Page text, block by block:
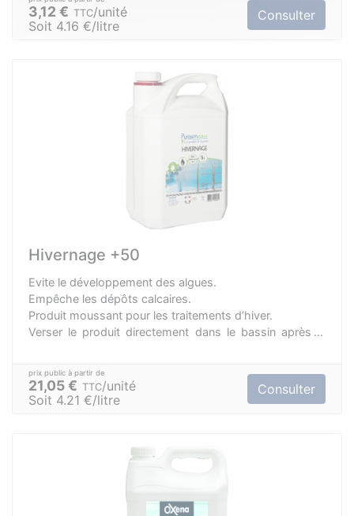
3,12 € TTC unité
Soit 4.16 €/litre
Consulter
Hivernage +50
Evite le développement des algues.
Empêche les dépôts calcaires.
Produit moussant pour les traitements d’hiver.
Verser le produit directement dans le bassin après la
21,05 € TTC unité
Soit 4.21 €/litre
Consulter